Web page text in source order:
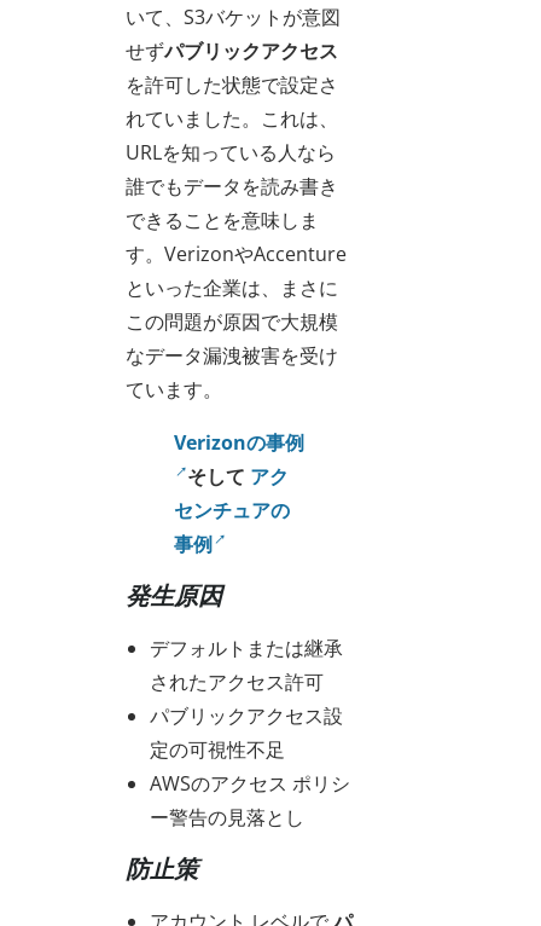
いて、S3バケットが意図
せずパブリックアクセス
を許可した状態で設定さ
れていました。これは、
URLを知っている人なら
誰でもデータを読み書き
できることを意味しま
す。VerizonやAccenture
といった企業は、まさに
この問題が原因で大規模
なデータ漏洩被害を受け
ています。
Verizonの事例
そして アク
センチュアの
事例
発生原因
デフォルトまたは継承
されたアクセス許可
パブリックアクセス設
定の可視性不足
AWSのアクセス ポリシ
ー警告の見落とし
防止策